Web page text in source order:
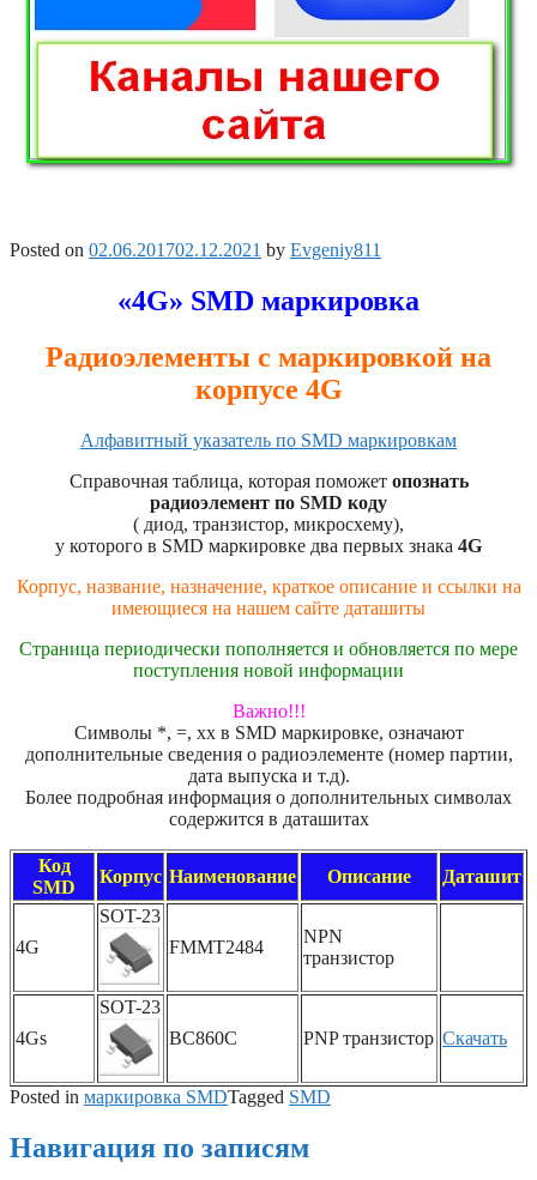
Posted on 02.06.201702.12.2021 by Evgeniy811
«4G» SMD маркировка
Радиоэлементы с маркировкой на
корпусе 4G
Алфавитный указатель по SMD маркировкам
Справочная таблица, которая поможет опознать
радиоэлемент по SMD коду
( диод, транзистор, микросхему),
у которого в SMD маркировке два первых знака 4G
Корпус, название, назначение, краткое описание и ссылки на
имеющиеся на нашем сайте даташиты
Страница периодически пополняется и обновляется по мере
поступления новой информации
Важно!!!
Символы *, =, xx в SMD маркировке, означают
дополнительные сведения о радиоэлементе (номер партии,
дата выпуска и т.д).
Более подробная информация о дополнительных символах
содержится в даташитах
Код
SMD
Корпус Наименование Описание Даташит
4G
SOT-23
FMMT2484
NPN
транзистор
4Gs
SOT-23
BC860C
PNP транзистор Скачать
Posted in маркировка SMDTagged SMD
Навигация по записям